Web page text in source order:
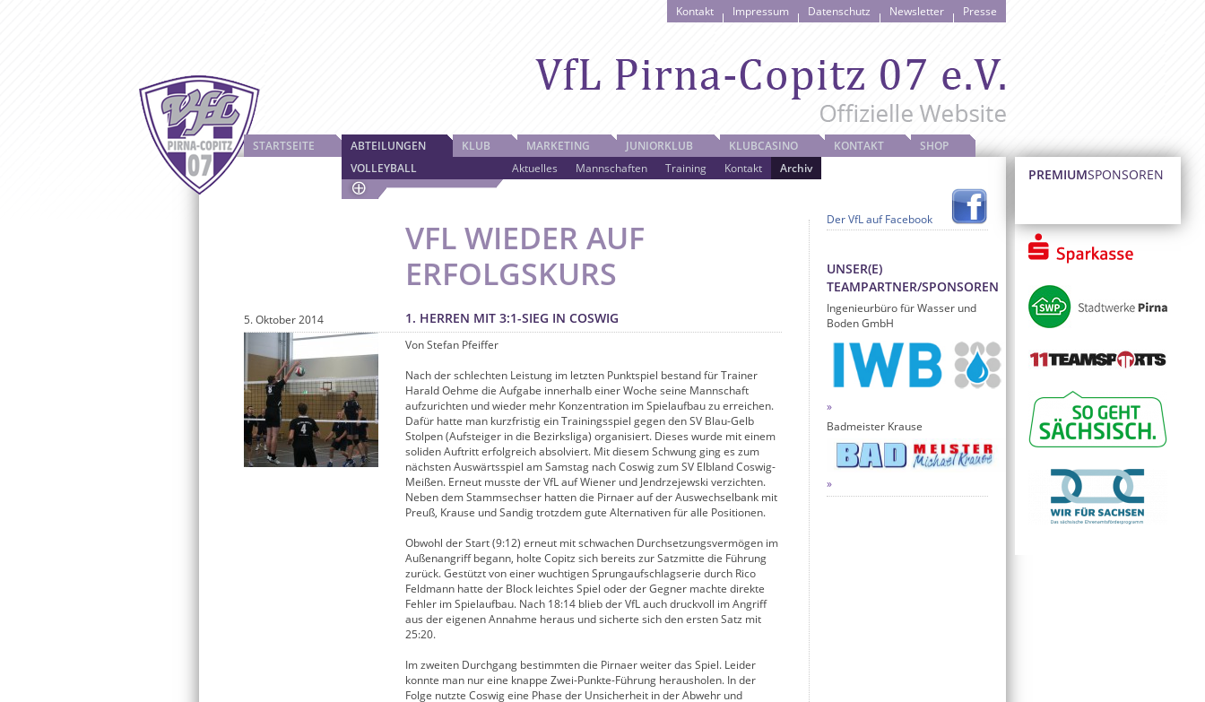
Kontakt Impressum Datenschutz Newsletter Presse
STARTSEITE
ABTEILUNGEN
VOLLEYBALL
Aktuelles Mannschaften Training Kontakt Archiv
KLUB MARKETING JUNIORKLUB KLUBCASINO KONTAKT SHOP
Der VfL auf Facebook
PREMIUMSPONSOREN
VFL WIEDER AUF
ERFOLGSKURS
1. HERREN MIT 3:1-SIEG IN COSWIG
5. Oktober 2014
Von Stefan Pfeiffer
Nach der schlechten Leistung im letzten Punktspiel bestand für Trainer
Harald Oehme die Aufgabe innerhalb einer Woche seine Mannschaft
aufzurichten und wieder mehr Konzentration im Spielaufbau zu erreichen.
Dafür hatte man kurzfristig ein Trainingsspiel gegen den SV Blau-Gelb
Stolpen (Aufsteiger in die Bezirksliga) organisiert. Dieses wurde mit einem
soliden Auftritt erfolgreich absolviert. Mit diesem Schwung ging es zum
nächsten Auswärtsspiel am Samstag nach Coswig zum SV Elbland Coswig-
Meißen. Erneut musste der VfL auf Wiener und Jendrzejewski verzichten.
Neben dem Stammsechser hatten die Pirnaer auf der Auswechselbank mit
Preuß, Krause und Sandig trotzdem gute Alternativen für alle Positionen.
Obwohl der Start (9:12) erneut mit schwachen Durchsetzungsvermögen im
Außenangriff begann, holte Copitz sich bereits zur Satzmitte die Führung
zurück. Gestützt von einer wuchtigen Sprungaufschlagserie durch Rico
Feldmann hatte der Block leichtes Spiel oder der Gegner machte direkte
Fehler im Spielaufbau. Nach 18:14 blieb der VfL auch druckvoll im Angriff
aus der eigenen Annahme heraus und sicherte sich den ersten Satz mit
25:20.
Im zweiten Durchgang bestimmten die Pirnaer weiter das Spiel. Leider
konnte man nur eine knappe Zwei-Punkte-Führung herausholen. In der
Folge nutzte Coswig eine Phase der Unsicherheit in der Abwehr und
UNSER(E)
TEAMPARTNER/SPONSOREN
Ingenieurbüro für Wasser und
Boden GmbH
Badmeister Krause